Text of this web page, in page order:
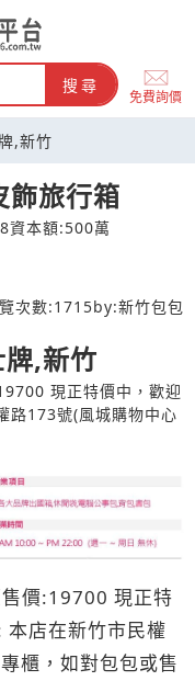
台搜尋
免費詢價
,新竹
飾旅行箱
資本額:500萬
次數:1715by:新竹包包
,新竹
現正特價中，歡迎
路173號(風城購物中心
價:19700 現正特
店在新竹市民權
櫃，如對包包或售